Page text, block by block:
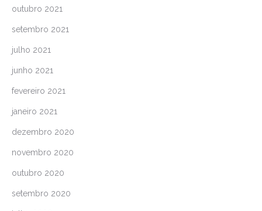
outubro 2021
setembro 2021
julho 2021
junho 2021
fevereiro 2021
janeiro 2021
dezembro 2020
novembro 2020
outubro 2020
setembro 2020